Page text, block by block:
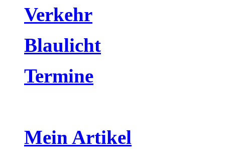
Verkehr
Blaulicht
Termine
Mein Artikel